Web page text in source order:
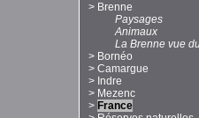
> Brenne
Paysages
Animaux
La Brenne vue
> Bornéo
> Camargue
> Indre
> Mezenc
> France